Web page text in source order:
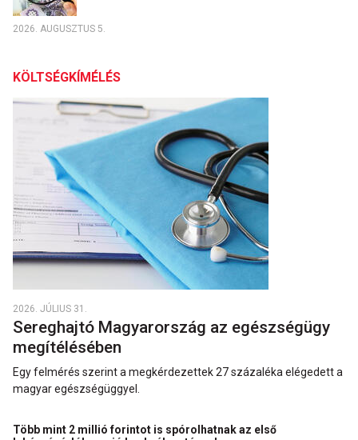
2026. AUGUSZTUS 5.
KÖLTSÉGKÍMÉLÉS
2026. JÚLIUS 31.
Sereghajtó Magyarország az egészségügy
megítélésében
Egy felmérés szerint a megkérdezettek 27 százaléka elégedett a
magyar egészségüggyel.
Több mint 2 millió forintot is spórolhatnak az első